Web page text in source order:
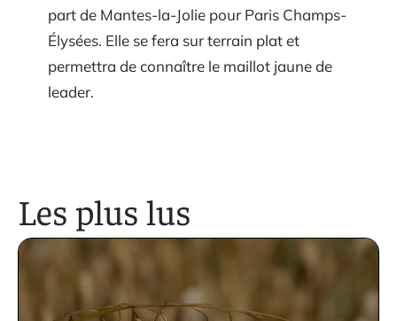
part de Mantes-la-Jolie pour Paris Champs-
Élysées. Elle se fera sur terrain plat et
permettra de connaître le maillot jaune de
leader.
Les plus lus